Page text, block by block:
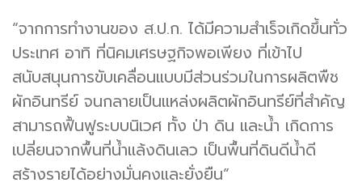
“จากการทำงานของ ส.ป.ก. ได้มีความสำเร็จเกิดขึ้นทั่ว
ประเทศ อาทิ ที่นิคมเศรษฐกิจพอเพียง ที่เข้าไป
สนับสนุนการขับเคลื่อนแบบมีส่วนร่วมในการผลิตพืช
ผักอินทรีย์ จนกลายเป็นแหล่งผลิตผักอินทรีย์ที่สำคัญ
สามารถฟื้นฟูระบบนิเวศ ทั้ง ป่า ดิน และน้ำ เกิดการ
เปลี่ยนจากพื้นที่น้ำแล้งดินเลว เป็นพื้นที่ดินดีน้ำดี
สร้างรายได้อย่างมั่นคงและยั่งยืน”